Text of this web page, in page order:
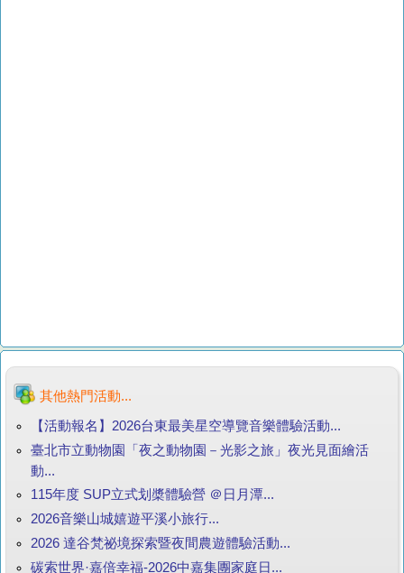
其他熱門活動...
【活動報名】2026台東最美星空導覽音樂體驗活動...
臺北市立動物園「夜之動物園－光影之旅」夜光見面繪活
動...
115年度 SUP立式划槳體驗營 ＠日月潭...
2026音樂山城嬉遊平溪小旅行...
2026 達谷梵祕境探索暨夜間農遊體驗活動...
碳索世界·嘉倍幸福-2026中嘉集團家庭日...